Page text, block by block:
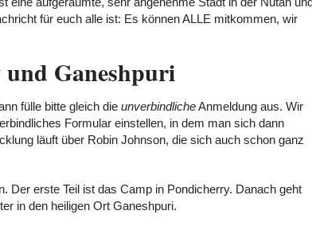
für euch alle ist: Es können ALLE mitkommen, wir
und Ganeshpuri
fülle bitte gleich die unverbindlicheAnmeldung aus. Wir
Formular einstellen, in dem man sich dann
läuft über Robin Johnson, die sich auch schon ganz
Der erste Teil ist das Camp in Pondicherry. Danach geht
in den heiligen Ort Ganeshpuri.